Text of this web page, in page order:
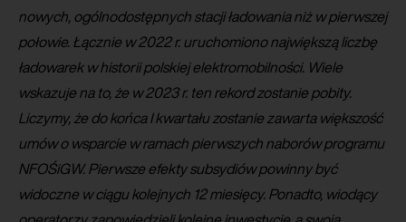
nowych, ogólnodostępnych stacji ładowania niż w pierwszej
połowie. Łącznie w 2022 r. uruchomiono największą liczbę
ładowarek w historii polskiej elektromobilności. Wiele
wskazuje na to, że w 2023 r. ten rekord zostanie pobity.
Liczymy, że do końca I kwartału zostanie zawarta większość
umów o wsparcie w ramach pierwszych naborów programu
NFOŚiGW. Pierwsze efekty subsydiów powinny być
widoczne w ciągu kolejnych 12 miesięcy. Ponadto, wiodący